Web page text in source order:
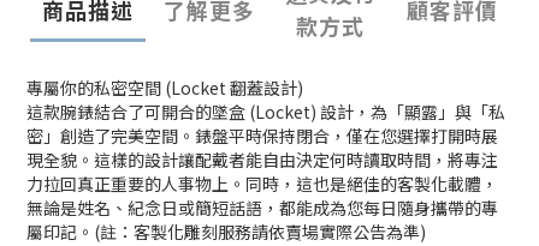
商品描述 了解更多
款方式
顧客評價
專屬你的私密空間 (Locket 翻蓋設計)
這款腕錶結合了可開合的墜盒 (Locket) 設計，為「顯露」與「私
密」創造了完美空間。錶盤平時保持閉合，僅在您選擇打開時展
現全貌。這樣的設計讓配戴者能自由決定何時讀取時間，將專注
力拉回真正重要的人事物上。同時，這也是絕佳的客製化載體，
無論是姓名、紀念日或簡短話語，都能成為您每日隨身攜帶的專
屬印記。(註：客製化雕刻服務請依賣場實際公告為準)